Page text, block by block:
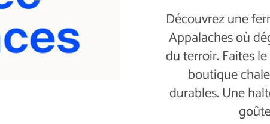
Découvrez une
Appalaches où
du terroir. Faites
boutique
durables. Une